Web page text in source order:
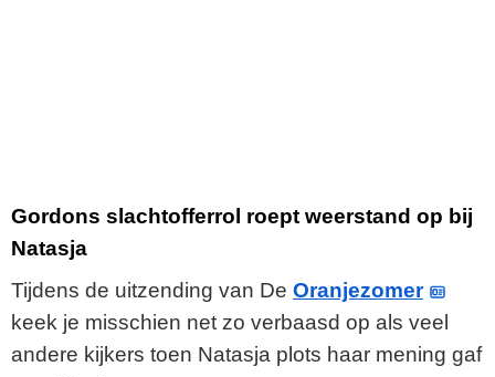
Gordons slachtofferrol roept weerstand op bij
Natasja
Tijdens de uitzending van De Oranjezomer
keek je misschien net zo verbaasd op als veel
andere kijkers toen Natasja plots haar mening gaf